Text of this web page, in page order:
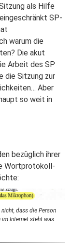
als Hilfe
SP-
warum die
Die akut
Arbeit des SP
die Sitzung zur
Aber
so weit in
bezüglich ihrer
Wortprotokoll-
dass die Person
im Internet steht was